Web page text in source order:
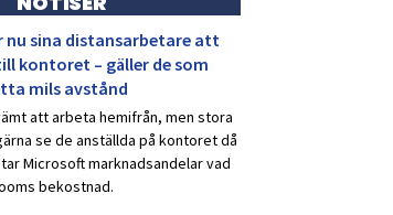
nu sina distansarbetare att
kontoret – gäller de som
mils avstånd
att arbeta hemifrån, men stora
se de anställda på kontoret då
Microsoft marknadsandelar vad
bekostnad.